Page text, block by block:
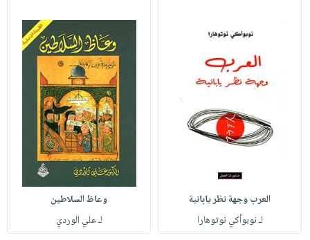
العرب وجهة نظر يابانية
لـ نوبوأكي نوتوهارا
وعاظ السلاطين
لـ علي الوردي